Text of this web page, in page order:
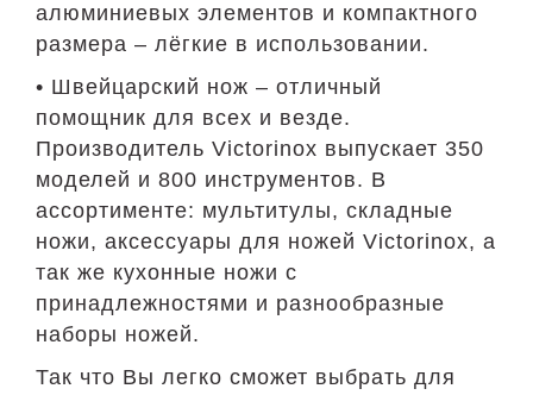
алюминиевых элементов и компактного
размера – лёгкие в использовании.
• Швейцарский нож – отличный
помощник для всех и везде.
Производитель Victorinox выпускает 350
моделей и 800 инструментов. В
ассортименте: мультитулы, складные
ножи, аксессуары для ножей Victorinox, а
так же кухонные ножи с
принадлежностями и разнообразные
наборы ножей.
Так что Вы легко сможет выбрать для